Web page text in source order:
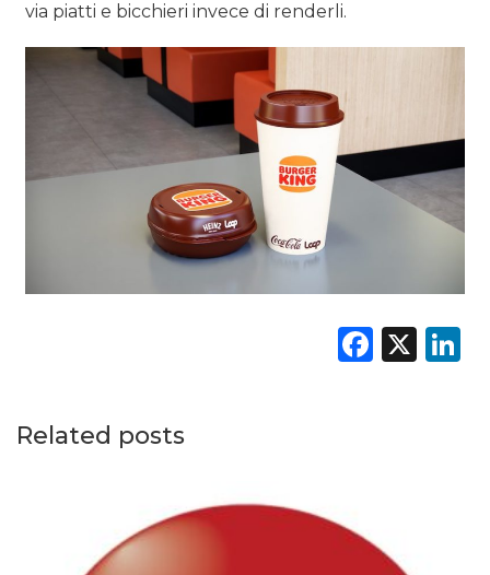
via piatti e bicchieri invece di renderli.
X
Related posts